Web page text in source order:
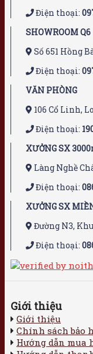
Điện thoại:
SHOWROOM Q6
Số 651 Hồng
Điện thoại:
VĂN PHÒNG
106 Cổ Linh,
Điện thoại:
XƯỞNG SX
Làng Nghề
Điện thoại:
XƯỞNG SX
Đường N3, Khu
Điện thoại:
Giới thiệu
Giới thiệu
Chính sách bảo
Hướng dẫn mua